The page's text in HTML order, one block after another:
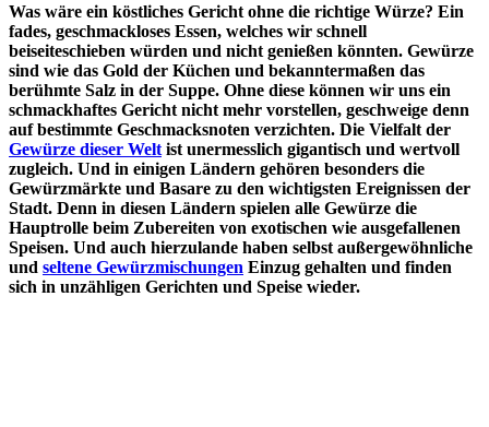
Was wäre ein köstliches Gericht ohne die richtige Würze? Ein
fades, geschmackloses Essen, welches wir schnell
beiseiteschieben würden und nicht genießen könnten. Gewürze
sind wie das Gold der Küchen und bekanntermaßen das
berühmte Salz in der Suppe. Ohne diese können wir uns ein
schmackhaftes Gericht nicht mehr vorstellen, geschweige denn
auf bestimmte Geschmacksnoten verzichten. Die Vielfalt der
Gewürze dieser Welt ist unermesslich gigantisch und wertvoll
zugleich. Und in einigen Ländern gehören besonders die
Gewürzmärkte und Basare zu den wichtigsten Ereignissen der
Stadt. Denn in diesen Ländern spielen alle Gewürze die
Hauptrolle beim Zubereiten von exotischen wie ausgefallenen
Speisen. Und auch hierzulande haben selbst außergewöhnliche
und seltene Gewürzmischungen Einzug gehalten und finden
sich in unzähligen Gerichten und Speise wieder.